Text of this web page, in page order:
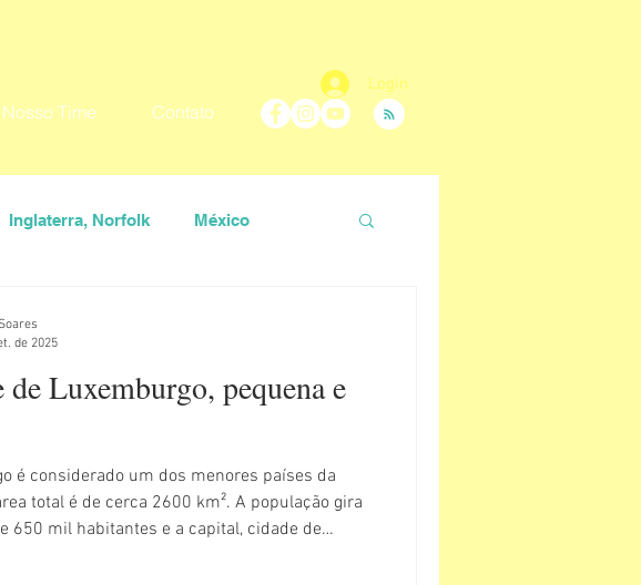
Nosso Time Contato
Login
Inglaterra, Norfolk México
Larissa Vereza Nara Vidal
fazer Onde ir Roteiro
de Luxemburgo, pequena e
considerado um dos menores países da
total é de cerca 2600 km². A população gira
650 mil habitantes e a capital, cidade de
de 2025